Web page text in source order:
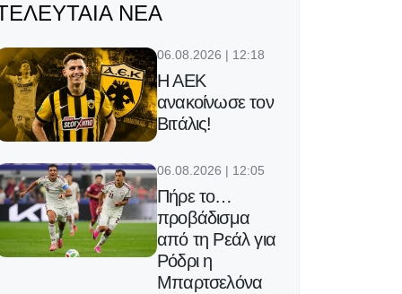
ΝΈΑ
06.08.2026 | 12:18
Η ΑΕΚ
ανακοίνωσε τον
Βιτάλις!
06.08.2026 | 12:05
Πήρε το…
προβάδισμα
από τη Ρεάλ για
Ρόδρι η
Μπαρτσελόνα